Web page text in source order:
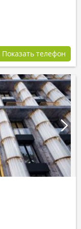
Показать телефон